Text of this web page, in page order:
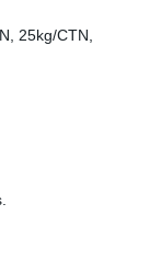
25kg/CTN,